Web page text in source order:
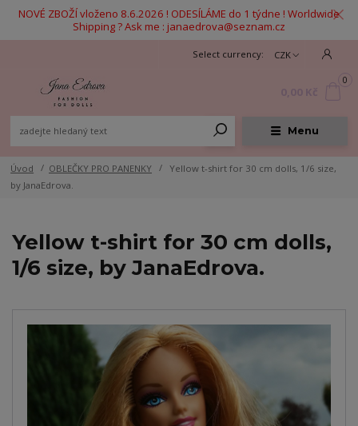
NOVÉ ZBOŽÍ vloženo 8.6.2026 ! ODESÍLÁME do 1 týdne ! Worldwide
Shipping ? Ask me : janaedrova@seznam.cz
Menu
CZK
0
Úvod OBLEČKY PRO PANENKY
Yellow t-shirt for 30 cm dolls, 1/6 size,
by JanaEdrova.
Yellow t-shirt for 30 cm dolls,
1/6 size, by JanaEdrova.